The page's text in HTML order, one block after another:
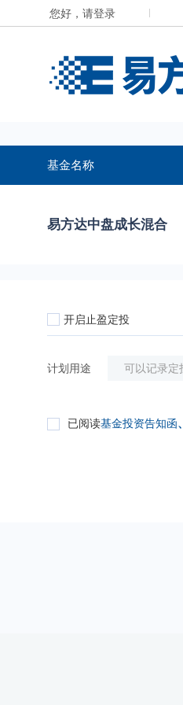
您好，请登录
基金名称
易方达中盘成长混合
开启止盈定投
计划用途
已阅读基金投资告知函、